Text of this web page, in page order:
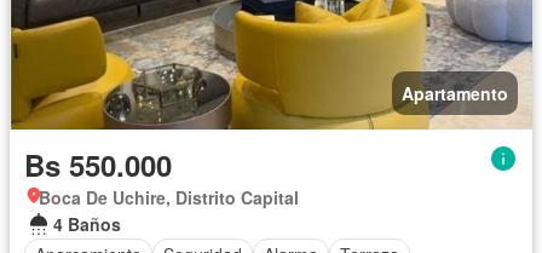
Apartamento
Bs 550.000
Boca De Uchire, Distrito Capital
4 Baños